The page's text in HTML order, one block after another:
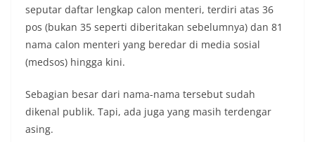
seputar daftar lengkap calon menteri, terdiri atas 36
pos (bukan 35 seperti diberitakan sebelumnya) dan 81
nama calon menteri yang beredar di media sosial
(medsos) hingga kini.
Sebagian besar dari nama-nama tersebut sudah
dikenal publik. Tapi, ada juga yang masih terdengar
asing.